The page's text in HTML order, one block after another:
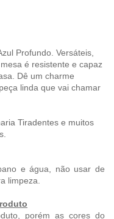
Profundo. Versáteis,
é resistente e capaz
Dê um charme
linda que vai chamar
Tiradentes e muitos
e água, não usar de
limpeza.
porém as cores do